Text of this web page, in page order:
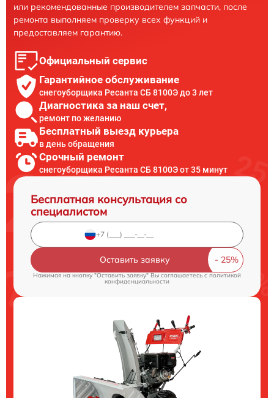
или рекомендованные производителем запчасти, после
ремонта выполняем проверку всех функций и
предоставляем гарантию.
Официальный сервис
Гарантийное обслуживание
снегоуборщика Ресанта СБ 8100Э до 3 лет
Диагностика за наш счет,
ремонт по желанию
Бесплатный выезд курьера
в день обращения
Срочный ремонт
снегоуборщика Ресанта СБ 8100Э от 35 минут
Бесплатная консультация со
специалистом
Оставить заявку
Нажимая на кнопку "Оставить заявку" Вы соглашаетесь cполитикой
конфиденциальности